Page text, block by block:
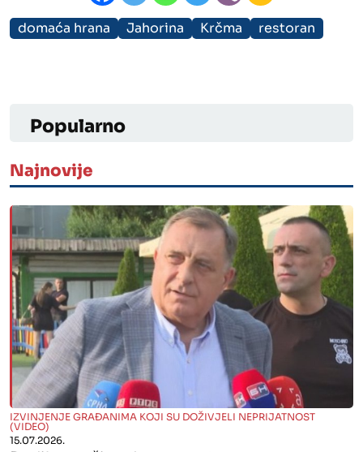
domaća hrana Jahorina Krčma restoran
Popularno
Najnovije
" alt="">
IZVINJENJE GRAĐANIMA KOJI SU DOŽIVJELI NEPRIJATNOST
(VIDEO)
15.07.2026.